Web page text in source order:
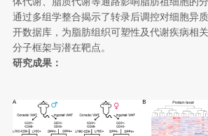
通过多组学整合揭示了转录后调控对细胞异
开数据库，为脂肪组织可塑性及代谢疾病相
分子框架与潜在靶点。
研究成果：